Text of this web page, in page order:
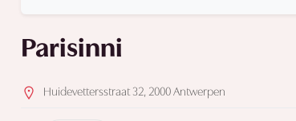
Parisinni
Huidevettersstraat 32, 2000 Antwerpen